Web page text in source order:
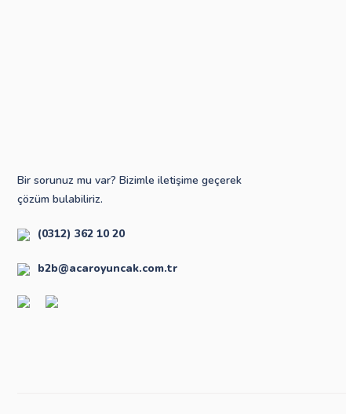
Bir sorunuz mu var? Bizimle iletişime geçerek
çözüm bulabiliriz.
(0312) 362 10 20
b2b@acaroyuncak.com.tr